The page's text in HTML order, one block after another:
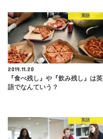
英語
2019.11.20
『食べ残し』や『飲み残し』は英
語でなんていう？
英語